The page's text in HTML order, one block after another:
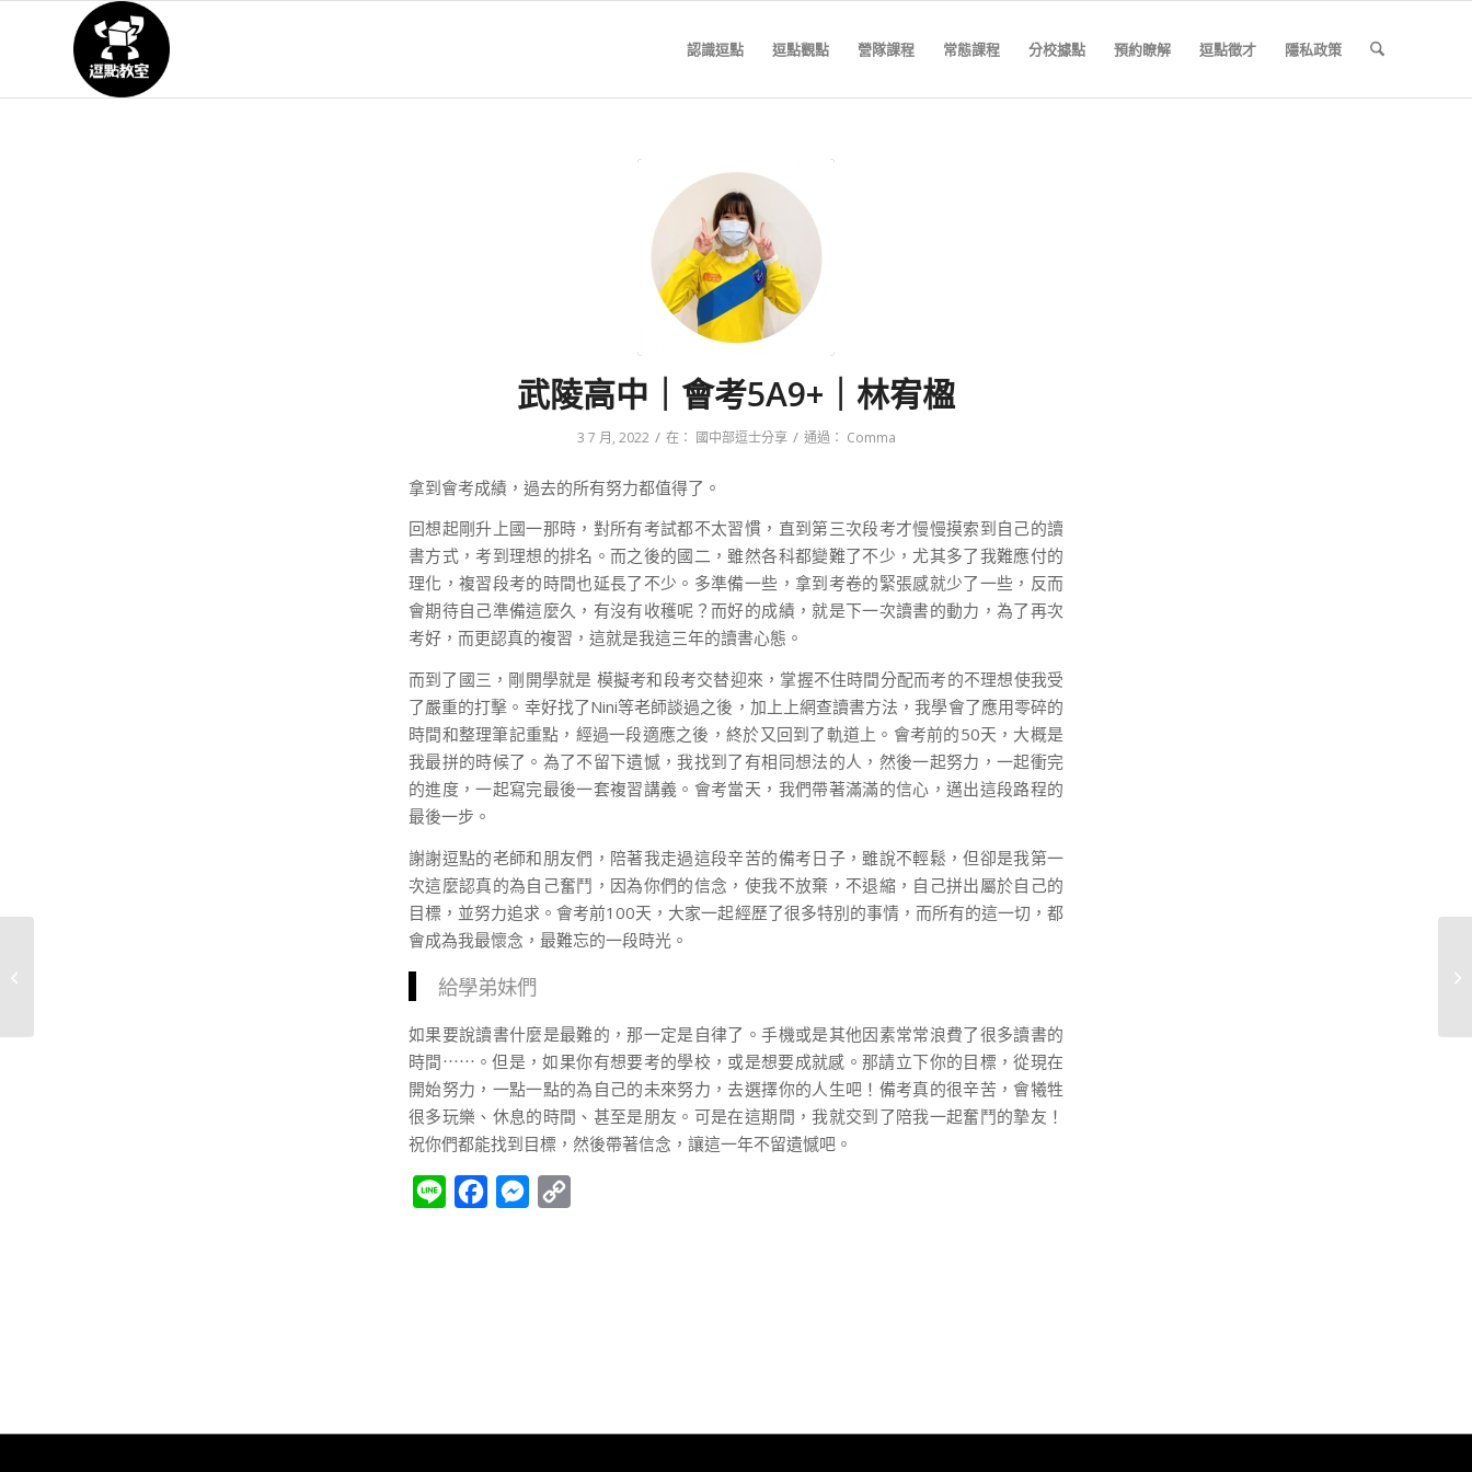
認識逗點 逗點觀點 營隊課程 常態課程 分校據點 預約瞭解 逗點徵才 隱私政策
武陵高中｜會考5A9+｜林宥楹
3 7 月, 2022 / 在： 國中部逗士分享 / 通過： Comma
拿到會考成績，過去的所有努力都值得了。
回想起剛升上國一那時，對所有考試都不太習慣，直到第三次段考才慢慢摸索到自己的讀
書方式，考到理想的排名。而之後的國二，雖然各科都變難了不少，尤其多了我難應付的
理化，複習段考的時間也延長了不少。多準備一些，拿到考卷的緊張感就少了一些，反而
會期待自己準備這麼久，有沒有收穫呢？而好的成績，就是下一次讀書的動力，為了再次
考好，而更認真的複習，這就是我這三年的讀書心態。
而到了國三，剛開學就是 模擬考和段考交替迎來，掌握不住時間分配而考的不理想使我受
了嚴重的打擊。幸好找了Nini等老師談過之後，加上上網查讀書方法，我學會了應用零碎的
時間和整理筆記重點，經過一段適應之後，終於又回到了軌道上。會考前的50天，大概是
我最拼的時候了。為了不留下遺憾，我找到了有相同想法的人，然後一起努力，一起衝完
的進度，一起寫完最後一套複習講義。會考當天，我們帶著滿滿的信心，邁出這段路程的
最後一步。
謝謝逗點的老師和朋友們，陪著我走過這段辛苦的備考日子，雖說不輕鬆，但卻是我第一
次這麼認真的為自己奮鬥，因為你們的信念，使我不放棄，不退縮，自己拼出屬於自己的
目標，並努力追求。會考前100天，大家一起經歷了很多特別的事情，而所有的這一切，都
會成為我最懷念，最難忘的一段時光。
給學弟妹們
如果要說讀書什麼是最難的，那一定是自律了。手機或是其他因素常常浪費了很多讀書的
時間⋯⋯。但是，如果你有想要考的學校，或是想要成就感。那請立下你的目標，從現在
開始努力，一點一點的為自己的未來努力，去選擇你的人生吧！備考真的很辛苦，會犧牲
很多玩樂、休息的時間、甚至是朋友。可是在這期間，我就交到了陪我一起奮鬥的摯友！
祝你們都能找到目標，然後帶著信念，讓這一年不留遺憾吧。
Line FacebookMessenger